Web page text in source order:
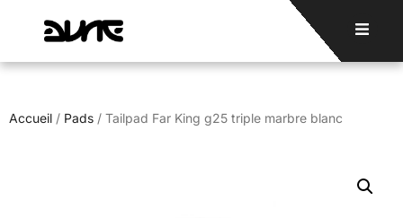
Accueil / Pads / Tailpad Far King g25 triple marbre blanc